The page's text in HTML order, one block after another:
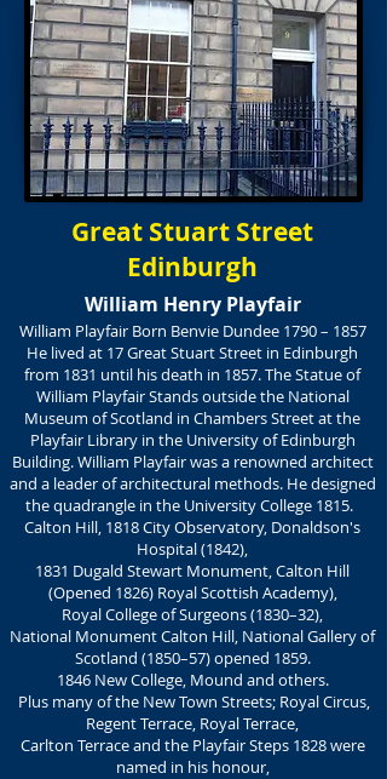
Great Stuart Street
Edinburgh
William Henry Playfair
William Playfair Born Benvie Dundee 1790 – 1857
He lived at 17 Great Stuart Street in Edinburgh
from 1831 until his death in 1857. The Statue of
William Playfair Stands outside the National
Museum of Scotland in Chambers Street at the
Playfair Library in the University of Edinburgh
Building. William Playfair was a renowned architect
and a leader of architectural methods. He designed
the quadrangle in the University College 1815.
Calton Hill, 1818 City Observatory, Donaldson's
Hospital (1842),
1831 Dugald Stewart Monument, Calton Hill
(Opened 1826) Royal Scottish Academy),
Royal College of Surgeons (1830–32),
National Monument Calton Hill, National Gallery of
Scotland (1850–57) opened 1859.
1846 New College, Mound and others.
Plus many of the New Town Streets; Royal Circus,
Regent Terrace, Royal Terrace,
Carlton Terrace and the Playfair Steps 1828 were
named in his honour,